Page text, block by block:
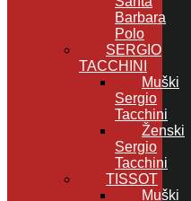
Barbara
Polo
SERGIO
TACCHINI
Muški
Sergio
Tacchini
Ženski
Sergio
Tacchini
TISSOT
Muški